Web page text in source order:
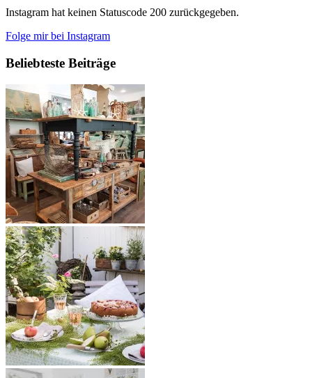
Instagram hat keinen Statuscode 200 zurückgegeben.
Folge mir bei Instagram
Beliebteste Beiträge